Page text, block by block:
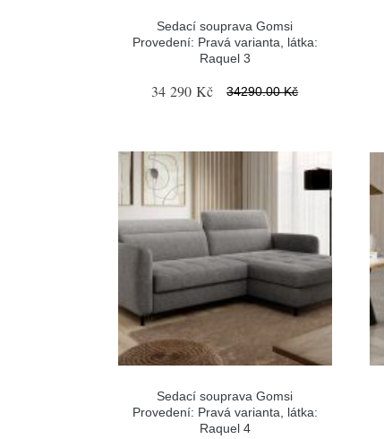
Sedací souprava Gomsi
Provedení: Pravá varianta, látka:
Raquel 3
34 290 Kč 34290.00 Kč
Sedací souprava Gomsi
Provedení: Pravá varianta, látka:
Raquel 4